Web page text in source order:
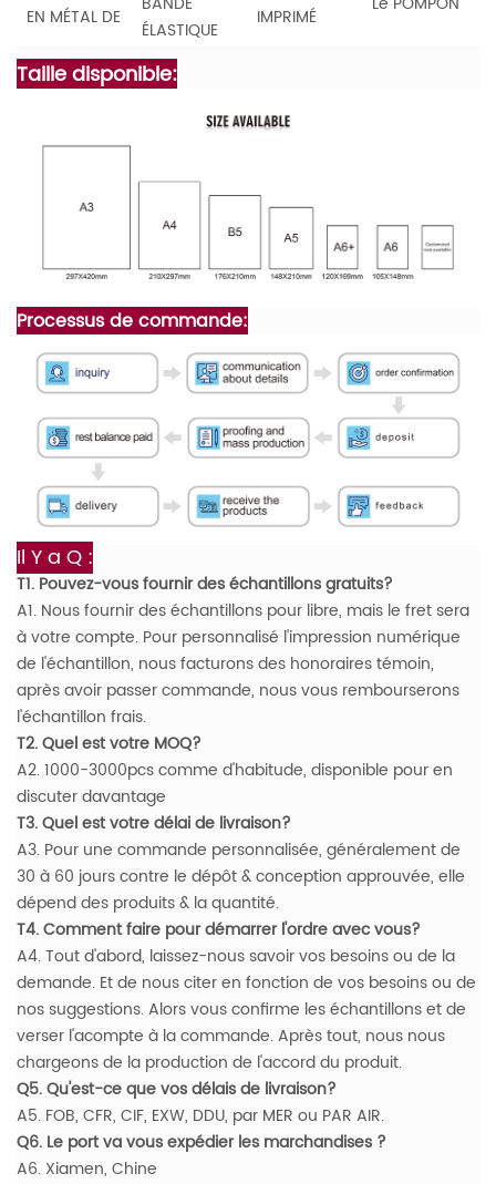
EN MÉTAL DE
ÉLASTIQUE
IMPRIMÉ
Taille disponible:
Processus de commande:
Il Y a Q :
T1. Pouvez-vous fournir des échantillons gratuits?
A1. Nous fournir des échantillons pour libre, mais le fret sera
à votre compte. Pour personnalisé l'impression numérique
de l'échantillon, nous facturons des honoraires témoin,
après avoir passer commande, nous vous rembourserons
l'échantillon frais.
T2. Quel est votre MOQ?
A2. 1000-3000pcs comme d'habitude, disponible pour en
discuter davantage
T3. Quel est votre délai de livraison?
A3. Pour une commande personnalisée, généralement de
30 à 60 jours contre le dépôt & conception approuvée, elle
dépend des produits & la quantité.
T4. Comment faire pour démarrer l'ordre avec vous?
A4. Tout d'abord, laissez-nous savoir vos besoins ou de la
demande. Et de nous citer en fonction de vos besoins ou de
nos suggestions. Alors vous confirme les échantillons et de
verser l'acompte à la commande. Après tout, nous nous
chargeons de la production de l'accord du produit.
Q5. Qu'est-ce que vos délais de livraison?
A5. FOB, CFR, CIF, EXW, DDU, par MER ou PAR AIR.
Q6. Le port va vous expédier les marchandises ?
A6. Xiamen, Chine